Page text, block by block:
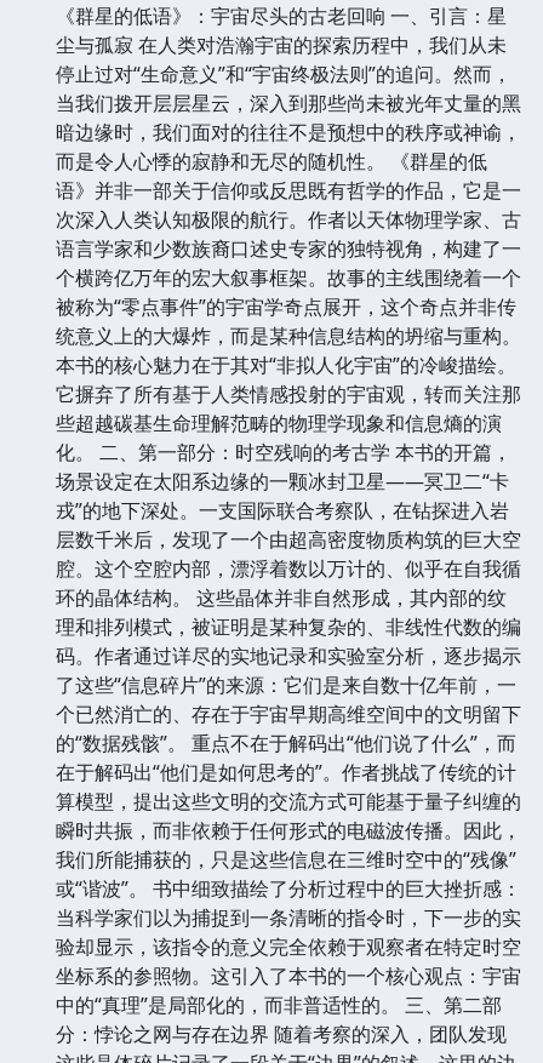
《群星的低语》：宇宙尽头的古老回响 一、引言：星
尘与孤寂 在人类对浩瀚宇宙的探索历程中，我们从未
停止过对“生命意义”和“宇宙终极法则”的追问。然而，
当我们拨开层层星云，深入到那些尚未被光年丈量的黑
暗边缘时，我们面对的往往不是预想中的秩序或神谕，
而是令人心悸的寂静和无尽的随机性。 《群星的低
语》并非一部关于信仰或反思既有哲学的作品，它是一
次深入人类认知极限的航行。作者以天体物理学家、古
语言学家和少数族裔口述史专家的独特视角，构建了一
个横跨亿万年的宏大叙事框架。故事的主线围绕着一个
被称为“零点事件”的宇宙学奇点展开，这个奇点并非传
统意义上的大爆炸，而是某种信息结构的坍缩与重构。
本书的核心魅力在于其对“非拟人化宇宙”的冷峻描绘。
它摒弃了所有基于人类情感投射的宇宙观，转而关注那
些超越碳基生命理解范畴的物理学现象和信息熵的演
化。 二、第一部分：时空残响的考古学 本书的开篇，
场景设定在太阳系边缘的一颗冰封卫星——冥卫二“卡
戎”的地下深处。一支国际联合考察队，在钻探进入岩
层数千米后，发现了一个由超高密度物质构筑的巨大空
腔。这个空腔内部，漂浮着数以万计的、似乎在自我循
环的晶体结构。 这些晶体并非自然形成，其内部的纹
理和排列模式，被证明是某种复杂的、非线性代数的编
码。作者通过详尽的实地记录和实验室分析，逐步揭示
了这些“信息碎片”的来源：它们是来自数十亿年前，一
个已然消亡的、存在于宇宙早期高维空间中的文明留下
的“数据残骸”。 重点不在于解码出“他们说了什么”，而
在于解码出“他们是如何思考的”。作者挑战了传统的计
算模型，提出这些文明的交流方式可能基于量子纠缠的
瞬时共振，而非依赖于任何形式的电磁波传播。因此，
我们所能捕获的，只是这些信息在三维时空中的“残像”
或“谐波”。 书中细致描绘了分析过程中的巨大挫折感：
当科学家们以为捕捉到一条清晰的指令时，下一步的实
验却显示，该指令的意义完全依赖于观察者在特定时空
坐标系的参照物。这引入了本书的一个核心观点：宇宙
中的“真理”是局部化的，而非普适性的。 三、第二部
分：悖论之网与存在边界 随着考察的深入，团队发现